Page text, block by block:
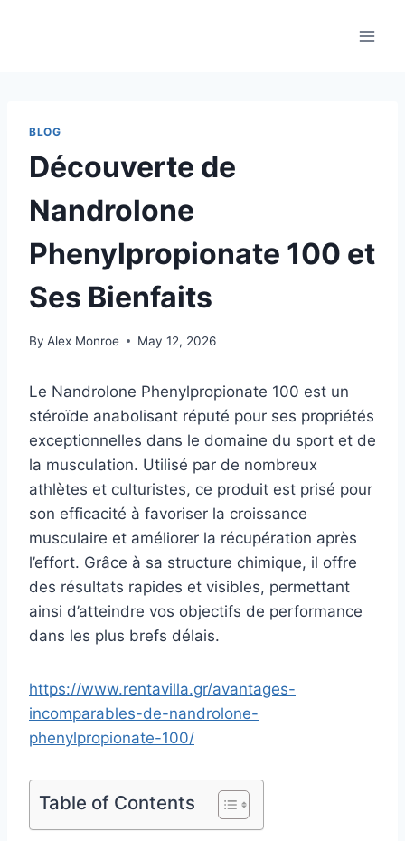
BLOG
Découverte de
Nandrolone
Phenylpropionate 100 et
Ses Bienfaits
By Alex Monroe May 12, 2026
Le Nandrolone Phenylpropionate 100 est un
stéroïde anabolisant réputé pour ses propriétés
exceptionnelles dans le domaine du sport et de
la musculation. Utilisé par de nombreux
athlètes et culturistes, ce produit est prisé pour
son efficacité à favoriser la croissance
musculaire et améliorer la récupération après
l’effort. Grâce à sa structure chimique, il offre
des résultats rapides et visibles, permettant
ainsi d’atteindre vos objectifs de performance
dans les plus brefs délais.
https://www.rentavilla.gr/avantages-
incomparables-de-nandrolone-
phenylpropionate-100/
Table of Contents